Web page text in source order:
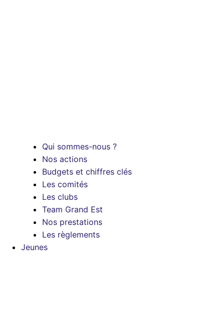
Qui sommes-nous ?
Nos actions
Budgets et chiffres clés
Les comités
Les clubs
Team Grand Est
Nos prestations
Les règlements
Jeunes